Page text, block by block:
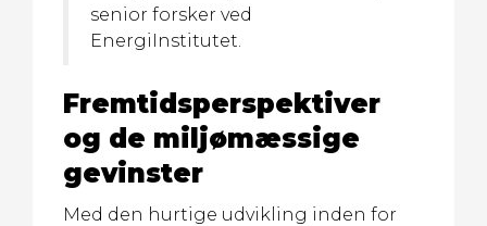
senior forsker ved
EnergiInstitutet.
Fremtidsperspektiver
og de miljømæssige
gevinster
Med den hurtige udvikling inden for